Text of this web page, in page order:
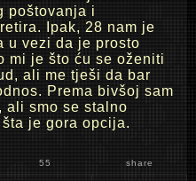
poštovanja i
Ipak, 28 nam je
u vezi da je prosto
mi je što ću se oženiti
ali me tješi da bar
Prema bivšoj sam
ali smo se stalno
je gora opcija.
55 share